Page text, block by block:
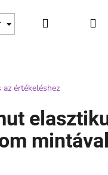
Keresés
az értékeléshez
mintával